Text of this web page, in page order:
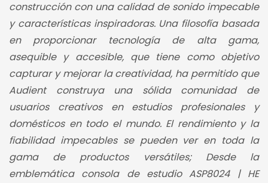
construcción con una calidad de sonido impecable
y características inspiradoras. Una filosofía basada
en proporcionar tecnología de alta gama,
asequible y accesible, que tiene como objetivo
capturar y mejorar la creatividad, ha permitido que
Audient construya una sólida comunidad de
usuarios creativos en estudios profesionales y
domésticos en todo el mundo. El rendimiento y la
fiabilidad impecables se pueden ver en toda la
gama de productos versátiles; Desde la
emblemática consola de estudio ASP8024 | HE